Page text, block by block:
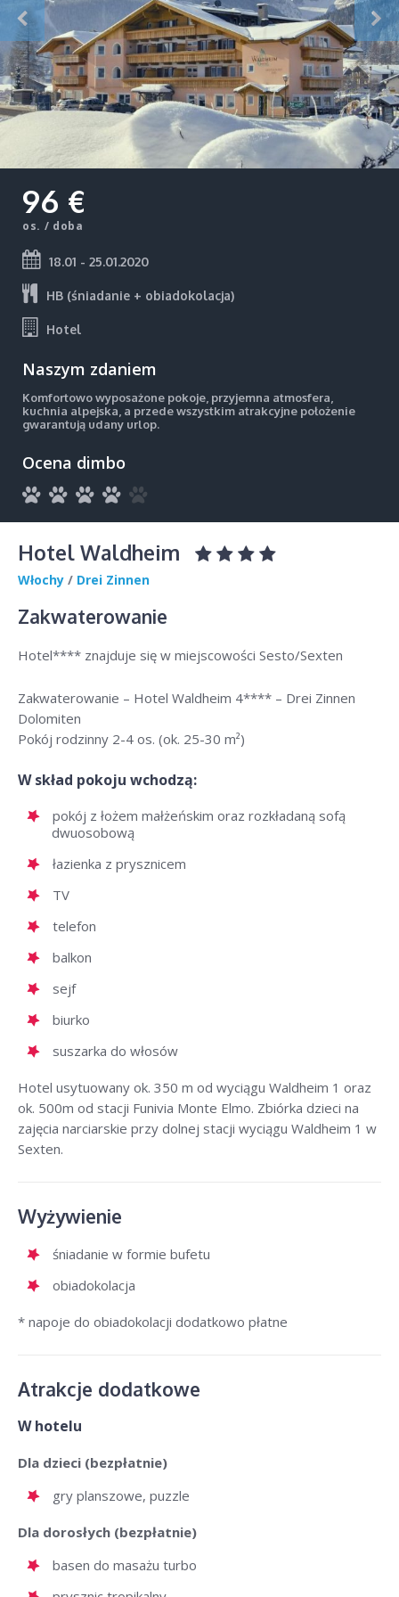
96 €
os. / doba
18.01 - 25.01.2020
HB (śniadanie + obiadokolacja)
Hotel
Naszym zdaniem
Komfortowo wyposażone pokoje, przyjemna atmosfera,
kuchnia alpejska, a przede wszystkim atrakcyjne położenie
gwarantują udany urlop.
Ocena dimbo
Hotel Waldheim
Włochy / Drei Zinnen
Zakwaterowanie
Hotel**** znajduje się w miejscowości Sesto/Sexten
Zakwaterowanie – Hotel Waldheim 4**** – Drei Zinnen
Dolomiten
Pokój rodzinny 2-4 os. (ok. 25-30 m²)
W skład pokoju wchodzą:
pokój z łożem małżeńskim oraz rozkładaną sofą
dwuosobową
łazienka z prysznicem
TV
telefon
balkon
sejf
biurko
suszarka do włosów
Hotel usytuowany ok. 350 m od wyciągu Waldheim 1 oraz
ok. 500m od stacji Funivia Monte Elmo. Zbiórka dzieci na
zajęcia narciarskie przy dolnej stacji wyciągu Waldheim 1 w
Sexten.
Wyżywienie
śniadanie w formie bufetu
obiadokolacja
* napoje do obiadokolacji dodatkowo płatne
Atrakcje dodatkowe
W hotelu
Dla dzieci (bezpłatnie)
gry planszowe, puzzle
Dla dorosłych (bezpłatnie)
basen do masażu turbo